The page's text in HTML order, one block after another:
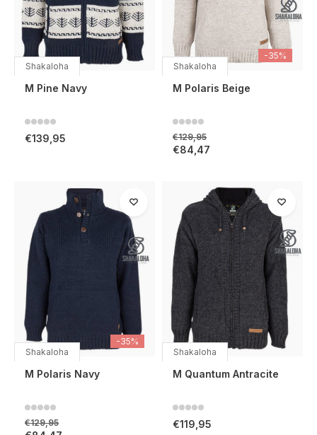
Shakaloha
M Pine Navy
€139,95
-35%
Shakaloha
M Polaris Beige
€129,95
€84,47
-35%
Shakaloha
M Polaris Navy
€129,95
Shakaloha
M Quantum Antracite
€119,95